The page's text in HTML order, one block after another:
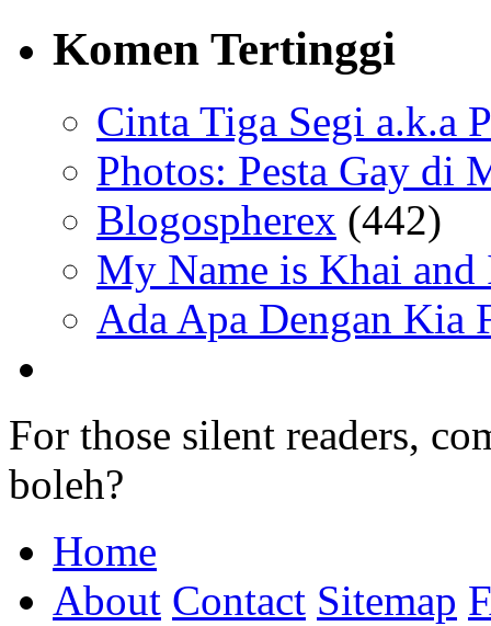
Komen Tertinggi
Cinta Tiga Segi a.k.a
Photos: Pesta Gay di
Blogospherex (442)
My Name is Khai
Ada Apa Dengan Kia
For those silent readers,
boleh?
Home
About Contact Sitemap